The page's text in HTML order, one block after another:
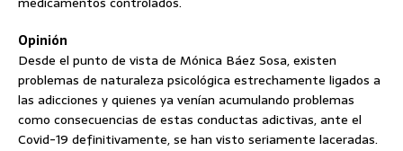
Opinión
Desde el punto de vista de Mónica Báez Sosa, existen
problemas de naturaleza psicológica estrechamente ligados a
las adicciones y quienes ya venían acumulando problemas
como consecuencias de estas conductas adictivas, ante el
Covid-19 definitivamente, se han visto seriamente laceradas.